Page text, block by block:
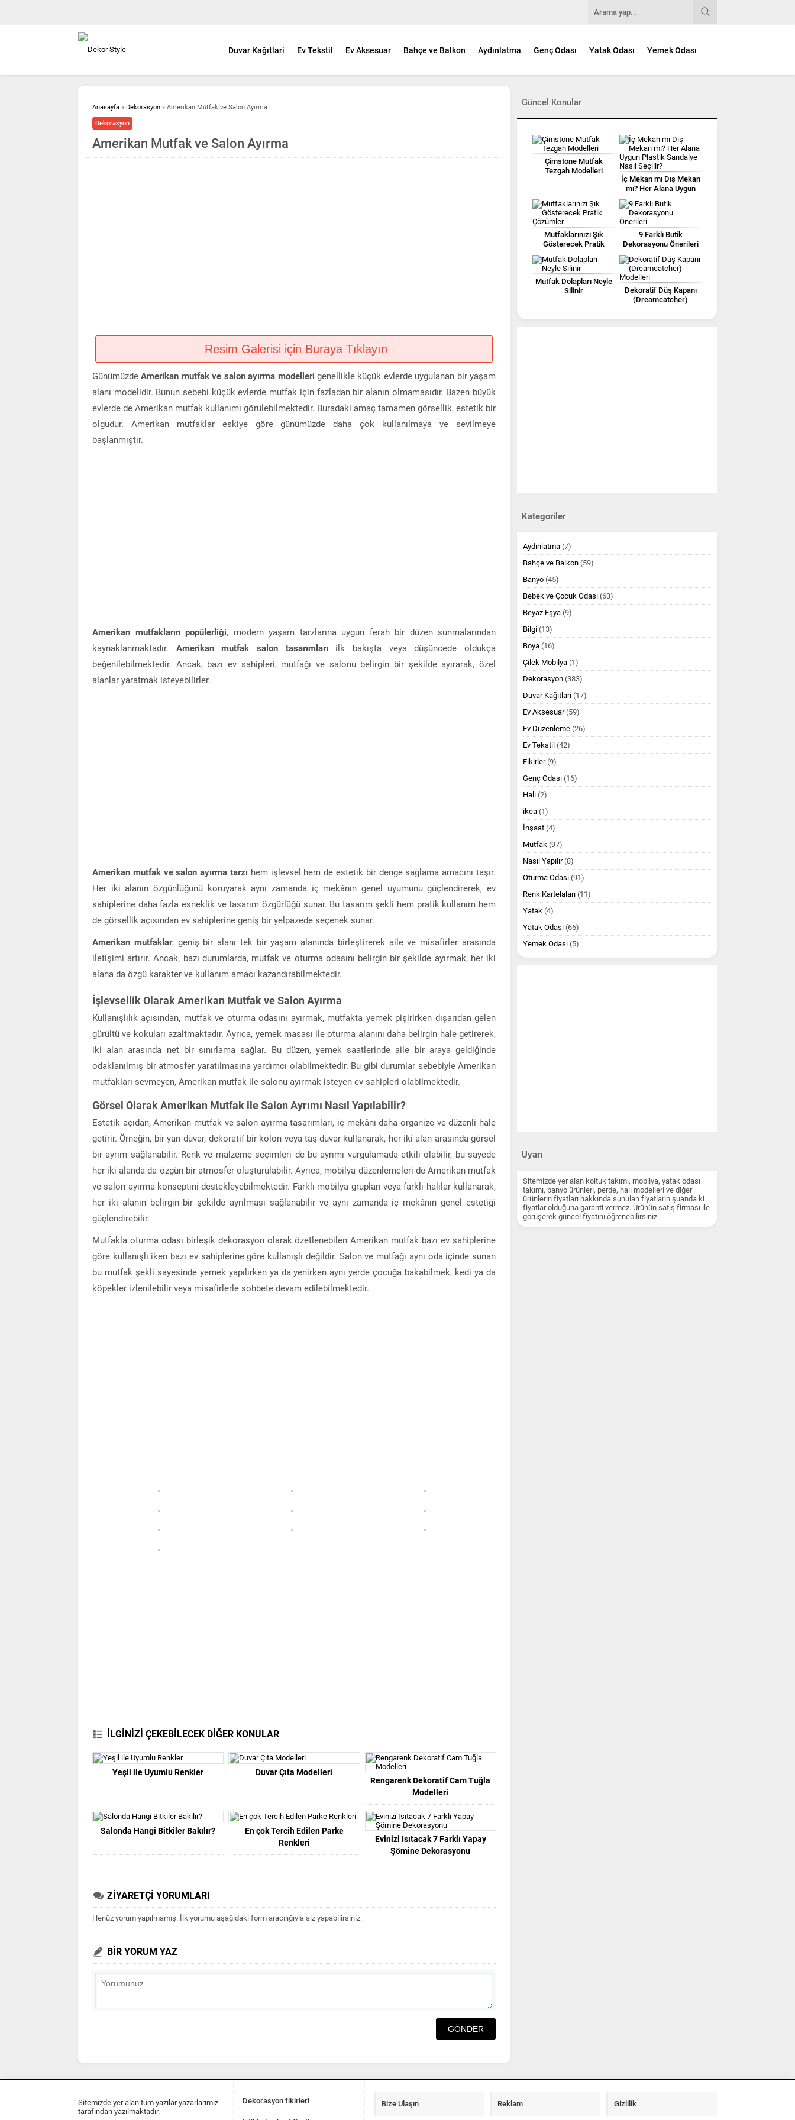
Duvar Kağıtlari Ev Tekstil Ev Aksesuar Bahçe ve Balkon Aydınlatma Genç Odası Yatak Odası Yemek Odası
Anasayfa » Dekorasyon » Amerikan Mutfak ve Salon Ayırma
Dekorasyon
Amerikan Mutfak ve Salon Ayırma
Resim Galerisi için Buraya Tıklayın
GünümüzdeAmerikan mutfak ve salon ayırma modelleri genellikle küçük evlerde uygulanan bir yaşam
alanı modelidir. Bunun sebebi küçük evlerde mutfak için fazladan bir alanın olmamasıdır. Bazen büyük
evlerde de Amerikan mutfak kullanımı görülebilmektedir. Buradaki amaç tamamen görsellik, estetik bir
olgudur. Amerikan mutfaklar eskiye göre günümüzde daha çok kullanılmaya ve sevilmeye
başlanmıştır.
Amerikan mutfakların popülerliği, modern yaşam tarzlarına uygun ferah bir düzen sunmalarından
kaynaklanmaktadır. Amerikan mutfak salon tasarımları ilk bakışta veya düşüncede oldukça
beğenilebilmektedir. Ancak, bazı ev sahipleri, mutfağı ve salonu belirgin bir şekilde ayırarak, özel
alanlar yaratmak isteyebilirler.
Amerikan mutfak ve salon ayırma tarzı hem işlevsel hem de estetik bir denge sağlama amacını taşır.
Her iki alanın özgünlüğünü koruyarak aynı zamanda iç mekânın genel uyumunu güçlendirerek, ev
sahiplerine daha fazla esneklik ve tasarım özgürlüğü sunar. Bu tasarım şekli hem pratik kullanım hem
de görsellik açısından ev sahiplerine geniş bir yelpazede seçenek sunar.
Amerikan mutfaklar, geniş bir alanı tek bir yaşam alanında birleştirerek aile ve misafirler arasında
iletişimi artırır. Ancak, bazı durumlarda, mutfak ve oturma odasını belirgin bir şekilde ayırmak, her iki
alana da özgü karakter ve kullanım amacı kazandırabilmektedir.
İşlevsellik Olarak Amerikan Mutfak ve Salon Ayırma
Kullanışlılık açısından, mutfak ve oturma odasını ayırmak, mutfakta yemek pişirirken dışarıdan gelen
gürültü ve kokuları azaltmaktadır. Ayrıca, yemek masası ile oturma alanını daha belirgin hale getirerek,
iki alan arasında net bir sınırlama sağlar. Bu düzen, yemek saatlerinde aile bir araya geldiğinde
odaklanılmış bir atmosfer yaratılmasına yardımcı olabilmektedir. Bu gibi durumlar sebebiyle Amerikan
mutfakları sevmeyen, Amerikan mutfak ile salonu ayırmak isteyen ev sahipleri olabilmektedir.
Görsel Olarak Amerikan Mutfak ile Salon Ayrımı Nasıl Yapılabilir?
Estetik açıdan, Amerikan mutfak ve salon ayırma tasarımları, iç mekânı daha organize ve düzenli hale
getirir. Örneğin, bir yarı duvar, dekoratif bir kolon veya taş duvar kullanarak, her iki alan arasında görsel
bir ayrım sağlanabilir. Renk ve malzeme seçimleri de bu ayrımı vurgulamada etkili olabilir, bu sayede
her iki alanda da özgün bir atmosfer oluşturulabilir. Ayrıca, mobilya düzenlemeleri de Amerikan mutfak
ve salon ayırma konseptini destekleyebilmektedir. Farklı mobilya grupları veya farklı halılar kullanarak,
her iki alanın belirgin bir şekilde ayrılması sağlanabilir ve aynı zamanda iç mekânın genel estetiği
güçlendirebilir.
Mutfakla oturma odası birleşik dekorasyon olarak özetlenebilen Amerikan mutfak bazı ev sahiplerine
göre kullanışlı iken bazı ev sahiplerine göre kullanışlı değildir. Salon ve mutfağı aynı oda içinde sunan
bu mutfak şekli sayesinde yemek yapılırken ya da yenirken aynı yerde çocuğa bakabilmek, kedi ya da
köpekler izlenilebilir veya misafirlerle sohbete devam edilebilmektedir.
İLGİNİZİ ÇEKEBİLECEK DİĞER KONULAR
Yeşil ile Uyumlu Renkler
Duvar Çıta Modelleri
Rengarenk Dekoratif Cam Tuğla
Modelleri
Salonda Hangi Bitkiler Bakılır?
En çok Tercih Edilen Parke
Renkleri
Evinizi Isıtacak 7 Farklı Yapay
Şömine Dekorasyonu
ZİYARETÇİ YORUMLARI
Henüz yorum yapılmamış. İlk yorumu aşağıdaki form aracılığıyla siz yapabilirsiniz.
BİR YORUM YAZ
Güncel Konular
Çimstone Mutfak
Tezgah Modelleri
İç Mekan mı Dış Mekan
mı? Her Alana Uygun
Plastik Sandalye Nasıl
Seçilir?
Mutfaklarınızı Şık
Gösterecek Pratik
9 Farklı Butik
Dekorasyonu Önerileri
Mutfak Dolapları Neyle
Silinir
Dekoratif Düş Kapanı
(Dreamcatcher)
Kategoriler
Aydınlatma (7)
Bahçe ve Balkon (59)
Banyo (45)
Bebek ve Çocuk Odası (63)
Beyaz Eşya (9)
Bilgi (13)
Boya (16)
Çilek Mobilya (1)
Dekorasyon (383)
Duvar Kağıtlari (17)
Ev Aksesuar(59)
Ev Düzenleme (26)
Ev Tekstil (42)
Fikirler(9)
Genç Odası (16)
Halı (2)
ikea (1)
İnşaat (4)
Mutfak (97)
Nasıl Yapılır(8)
Oturma Odası (91)
Renk Kartelaları (11)
Yatak (4)
Yatak Odası (66)
Yemek Odası (5)
Uyarı
Sitemizde yer alan koltuk takımı, mobilya, yatak odası
takımı, banyo ürünleri, perde, halı modelleri ve diğer
ürünlerin fiyatları hakkında sunulan fiyatların şuanda ki
fiyatlar olduğuna garanti vermez. Ürünün satış firması ile
görüşerek güncel fiyatını öğrenebilirsiniz.
Sitemizde yer alan tüm yazılar yazarlarımız
tarafından yazılmaktadır.
Dekorasyon fikirleri Bize Ulaşın Reklam Gizlilik